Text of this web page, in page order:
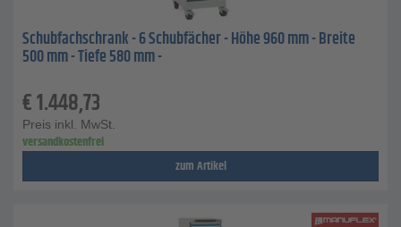
Schubfachschrank - 6 Schubfächer - Höhe 960 mm - Breite
500 mm - Tiefe 580 mm -
€1.448,73
Preis inkl. MwSt.
versandkostenfrei
zum Artikel